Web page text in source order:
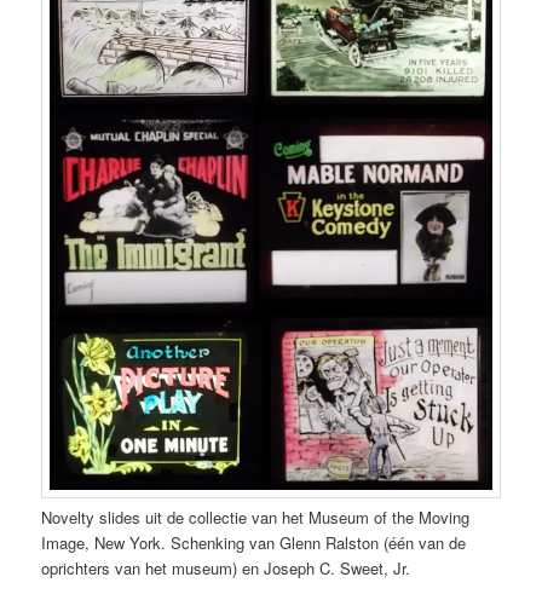
Novelty slides uit de collectie van het Museum of the Moving
Image, New York. Schenking van Glenn Ralston (één van de
oprichters van het museum) en Joseph C. Sweet, Jr.